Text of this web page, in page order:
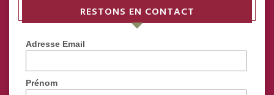
RESTONS EN CONTACT
Adresse Email
Prénom